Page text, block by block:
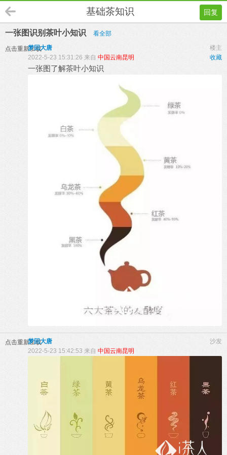
回复
基础茶知识
一张图识别茶叶小知识 看全部
点击重新加载 楼主
梦回大唐
收藏
2022-5-23 15:31:26 来自 中国云南昆明
一张图了解茶叶小知识
点击重新加载 沙发
梦回大唐
2022-5-23 15:42:53 来自 中国云南昆明